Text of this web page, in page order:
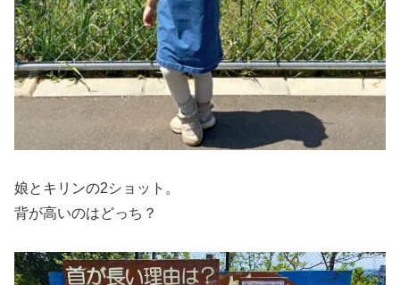
娘とキリンの2ショット。
背が高いのはどっち？